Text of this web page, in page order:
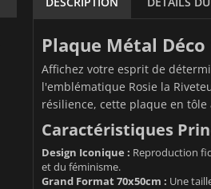
Plaque Métal
Affichez votre esprit de
l'emblématique Rosie la
résilience, cette plaque en
Caractéristiques
Design Iconique : Reproduction
et du féminisme.
Grand Format 70x50cm : Une